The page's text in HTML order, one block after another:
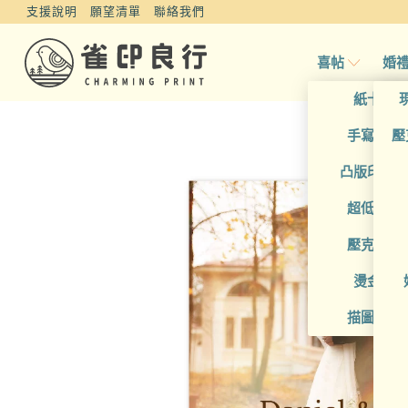
支援說明 願望清單 聯絡我們
喜帖
紙卡喜帖
手寫風喜
凸版印刷
超低價喜
壓克力喜
燙金喜帖
描圖紙喜
婚